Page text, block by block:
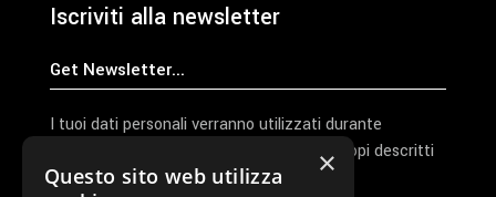
Iscriviti alla newsletter
I tuoi dati personali verranno utilizzati durante
l'elaborazione della richiesta e per altri scopi descritti
nella nostraprivacy policy ×
Questo sito web utilizza